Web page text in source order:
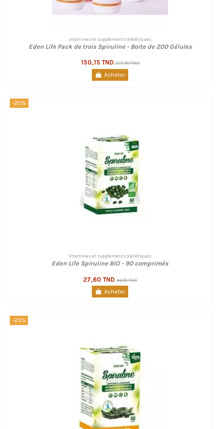
Vitamines et suppléments diététiques
Eden Life Pack de trois Spiruline - Boite de 200 Gélules
150,15 TND227,50 TND
Acheter
-20%
Vitamines et suppléments diététiques
Eden Life Spiruline BIO - 90 comprimés
27,60 TND34,50 TND
Acheter
-25%